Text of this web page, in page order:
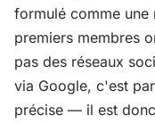
formulé comme une
premiers membres
pas des réseaux
via Google, c'est
précise — il est